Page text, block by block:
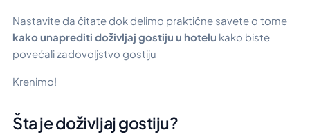
Nastavite da čitate dok delimo praktične savete o tome
kako unaprediti doživljaj gostiju u hotelu kako biste
povećali zadovoljstvo gostiju
Krenimo!
Šta je doživljaj gostiju?